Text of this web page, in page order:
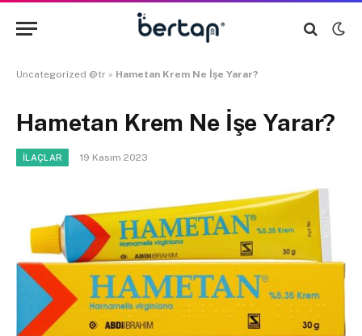
Uncategorized @tr » Hametan Krem Ne İşe Yarar?
Hametan Krem Ne İşe Yarar?
İLAÇLAR 19 Kasım 2023